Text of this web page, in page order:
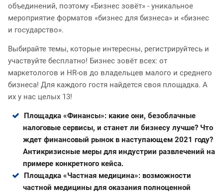
объединений, поэтому «Бизнес зовёт» - уникальное
мероприятие форматов «бизнес для бизнеса» и «бизнес
и государство».
Выбирайте темы, которые интересны, регистрируйтесь и
участвуйте бесплатно! Бизнес зовёт всех: от
маркетологов и HR-ов до владельцев малого и среднего
бизнеса! Для каждого гостя найдется своя площадка. А
их у нас целых 13!
Площадка «Финансы»: какие они, безоблачные
налоговые сервисы, и станет ли бизнесу лучше? Что
ждет финансовый рынок в наступающем 2021 году?
Антикризисные меры для индустрии развлечений на
примере конкретного кейса.
Площадка «Частная медицина»: возможности
частной медицины для оказания полноценной